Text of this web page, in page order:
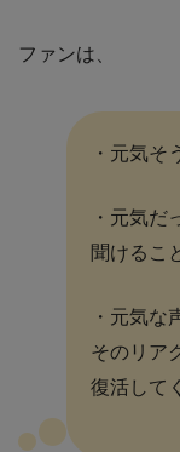
ファンは、
・元気そ
・元気だ
聞けるこ
・元気な
そのリア
復活して